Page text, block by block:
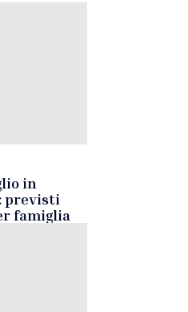
in
previsti
famiglia